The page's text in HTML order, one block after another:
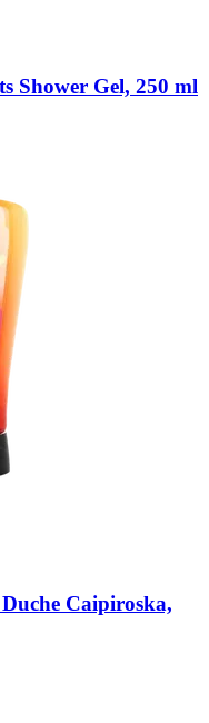
Shower Gel, 250 ml
Duche Caipiroska,